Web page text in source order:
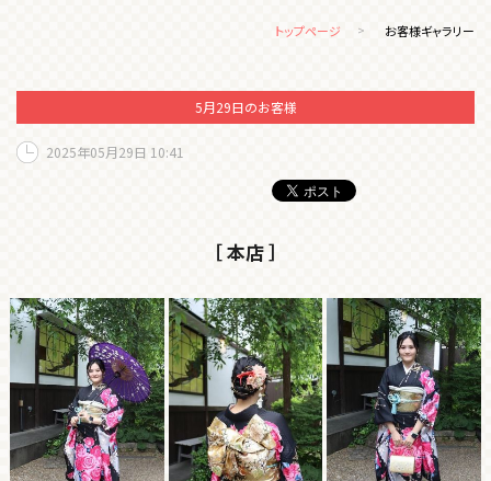
トップページ お客様ギャラリー
5月29日のお客様
2025年05月29日 10:41
［ 本店 ］